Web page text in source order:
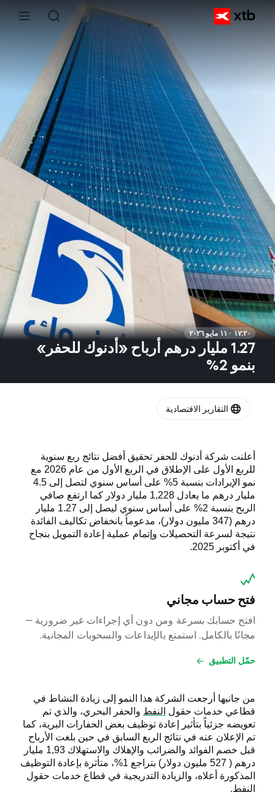
١٧:٢٠ · ١١ مايو ٢٠٢٦
1.27 مليار درهم أرباح «أدنوك للحفر»
بنمو 2%
أعلنت شركة أدنوك للحفر تحقيق أفضل نتائج ربع سنوية
للربع الأول على الإطلاق في الربع الأول من عام 2026 مع
نمو الإيرادات بنسبة 5% على أساس سنوي لتصل إلى 4.5
مليار درهم ما يعادل 1,228 مليار دولار كما ارتفع صافي
الربح بنسبة 2% على أساس سنوي ليصل إلى 1.27 مليار
درهم (347 مليون دولار)، مدعوماً بانخفاض تكاليف الفائدة
نتيجة لسرعة التحصيلات وإتمام عملية إعادة التمويل بنجاح
في أكتوبر 2025
.
فتح حساب مجاني
افتح حسابك بسرعة ومن دون أي إجراءات غير ضرورية —
مجانًا بالكامل. استمتع بالإيداعات والسحوبات المجانية.
حمّل التطبيق
من جانبها أرجعت الشركة هذا النمو إلى زيادة النشاط في
قطاعي خدمات حقول النفط والحفر البحري، والذي تم
تعويضه جزئياً بتأثير إعادة توظيف بعض الحفارات البرية، كما
تم الإعلان عنه في نتائج الربع السابق في حين بلغت الأرباح
قبل خصم الفوائد والضرائب والإهلاك والاستهلاك 1,93 مليار
درهم ( 527 مليون دولار) بتراجع 1%، متأثرة بإعادة التوظيف
المذكورة أعلاه، والزيادة التدريجية في قطاع خدمات حقول
النفط.
التقارير الاقتصادية